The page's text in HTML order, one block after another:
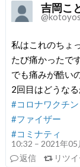
吉岡こ
私はこれのちょ
たび痛かったで
でも痛みが酷い
2回目はどうな
#コロナワクチン
#ファイザー
#コミナティ
10:32 – 2021年05
返信
リツ